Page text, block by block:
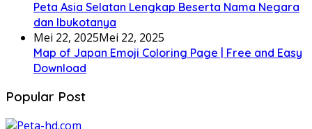
Peta Asia Selatan Lengkap Beserta Nama Negara
dan Ibukotanya
Mei 22, 2025Mei 22, 2025
Map of Japan Emoji Coloring Page | Free and Easy
Download
Popular Post